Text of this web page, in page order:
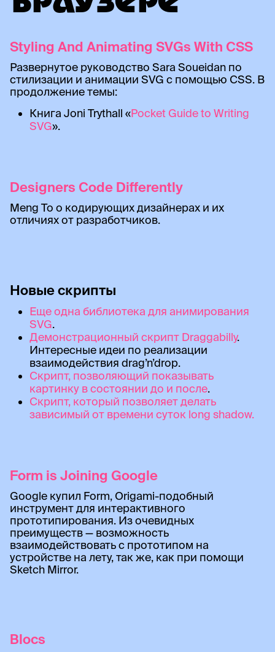
Styling And Animating SVGs With CSS
Развернутое руководство Sara Soueidan по
стилизации и анимации SVG с помощью CSS. В
продолжение темы:
Книга Joni Trythall «Pocket Guide to Writing
SVG».
Designers Code Differently
Meng To о кодирующих дизайнерах и их
отличиях от разработчиков.
Новые скрипты
Еще одна библиотека для анимирования
SVG.
Демонстрационный скрипт Draggabilly.
Интересные идеи по реализации
взаимодействия drag’n’drop.
Скрипт, позволяющий показывать
картинку в состоянии до и после.
Скрипт, который позволяет делать
зависимый от времени суток long shadow.
Form is Joining Google
Google купил Form, Origami-подобный
инструмент для интерактивного
прототипирования. Из очевидных
преимуществ — возможность
взаимодействовать с прототипом на
устройстве на лету, так же, как при помощи
Sketch Mirror.
Blocs